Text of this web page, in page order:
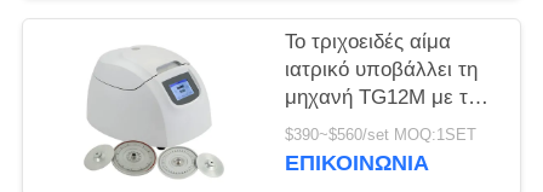
Το τριχοειδές αίμα
ιατρικό υποβάλλει τη
μηχανή TG12M με το
σύστημα
αυτοδιάγνωσης
$390~$560/set MOQ:1SET
ΕΠΙΚΟΙΝΩΝΊΑ